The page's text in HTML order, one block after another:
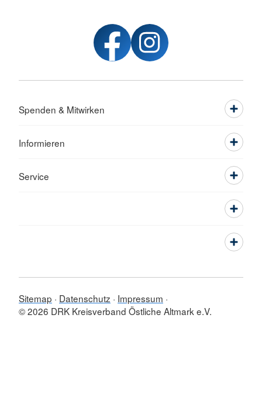
Spenden & Mitwirken
Informieren
Service
Sitemap Datenschutz
Impressum
© 2026 DRK Kreisverband Östliche Altmark e.V.